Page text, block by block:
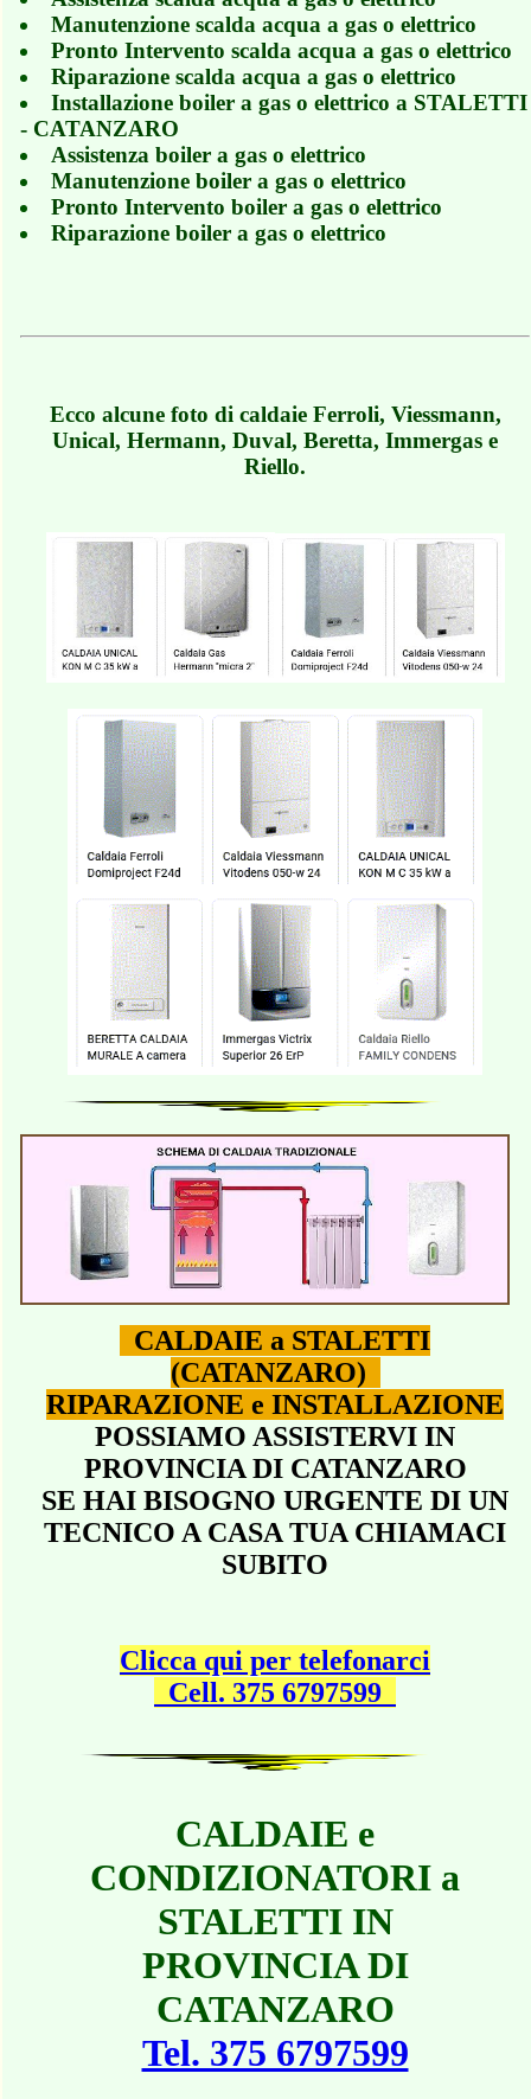
Manutenzione scalda acqua a gas o elettrico
Pronto Intervento scalda acqua a gas o elettrico
Riparazione scalda acqua a gas o elettrico
Installazione boiler a gas o elettrico a STALETTI
- CATANZARO
Assistenza boiler a gas o elettrico
Manutenzione boiler a gas o elettrico
Pronto Intervento boiler a gas o elettrico
Riparazione boiler a gas o elettrico
Ecco alcune foto di caldaie Ferroli, Viessmann,
Unical, Hermann, Duval, Beretta, Immergas e
Riello.
CALDAIE a STALETTI
(CATANZARO)
RIPARAZIONE e INSTALLAZIONE
POSSIAMO ASSISTERVI IN
PROVINCIA DI CATANZARO
SE HAI BISOGNO URGENTE DI UN
TECNICO A CASA TUA CHIAMACI
SUBITO
Clicca qui per telefonarci
Cell. 375 6797599
CALDAIE e
CONDIZIONATORI a
STALETTI IN
PROVINCIA DI
CATANZARO
Tel. 375 6797599